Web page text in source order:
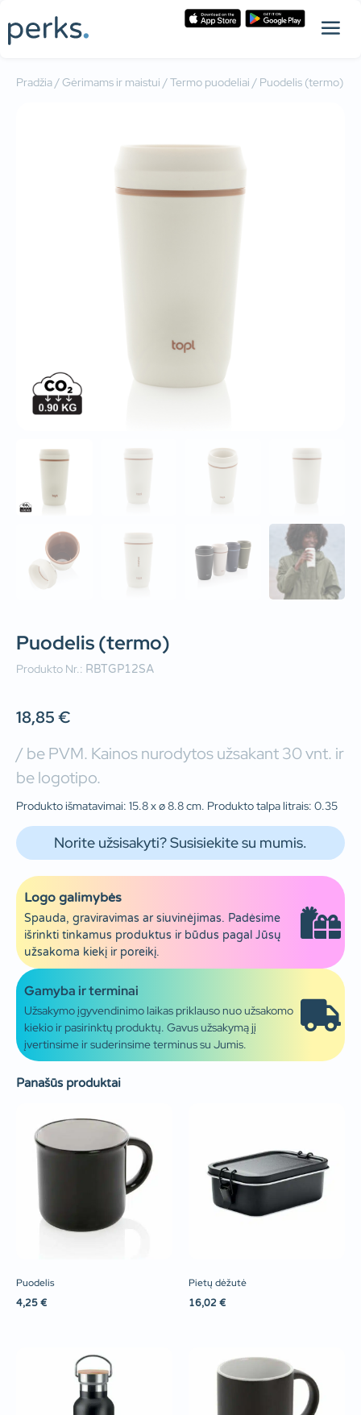
Pradžia/Gėrimams ir maistui /Termo puodeliai / Puodelis (termo)
Puodelis (termo)
Produkto Nr.: RBTGP12SA
18,85€
/ be PVM. Kainos nurodytos užsakant 30 vnt. ir
be logotipo.
Produkto išmatavimai: 15.8 x ø 8.8 cm. Produkto talpa litrais: 0.35
Norite užsisakyti? Susisiekite su mumis.
Logo galimybės
Spauda, graviravimas ar siuvinėjimas. Padėsime
išrinkti tinkamus produktus ir būdus pagal Jūsų
užsakoma kiekį ir poreikį.
Gamyba ir terminai
Užsakymo įgyvendinimo laikas priklauso nuo užsakomo
kiekio ir pasirinktų produktų. Gavus užsakymą jį
įvertinsime ir suderinsime terminus su Jumis.
Panašūs produktai
Puodelis
4,25 €
Pietų dėžutė
16,02 €